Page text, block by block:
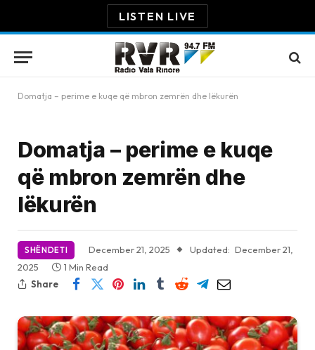
LISTEN LIVE
Domatja – perime e kuqe që mbron zemrën dhe lëkurën
Domatja – perime e kuqe
që mbron zemrën dhe
lëkurën
SHËNDETI December 21, 2025 Updated: December 21,
2025
1 Min Read
Share